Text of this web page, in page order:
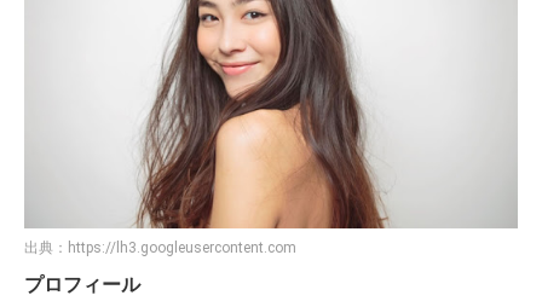
出典： https://lh3.googleusercontent.com
プロフィール